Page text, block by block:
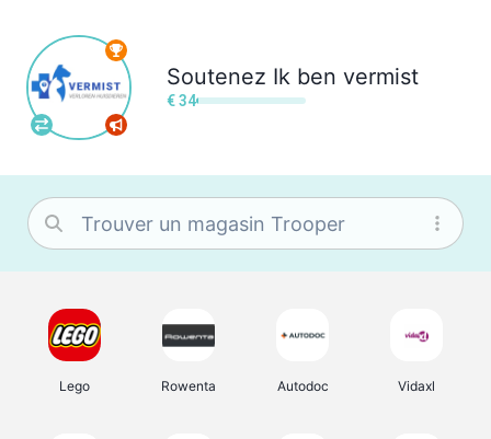
Soutenez Ik ben vermist
€ 34
Lego Rowenta Autodoc Vidaxl